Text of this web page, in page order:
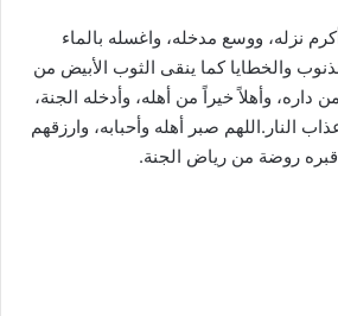
نزله، ووسع مدخله، واغسله بالماء
والخطايا كما ينقى الثوب الأبيض من
داره، وأهلاً خيراً من أهله، وأدخله الجنة،
النار.اللهم صبر أهله وأحبابه، وارزقهم
قبره روضة من رياض الجنة.